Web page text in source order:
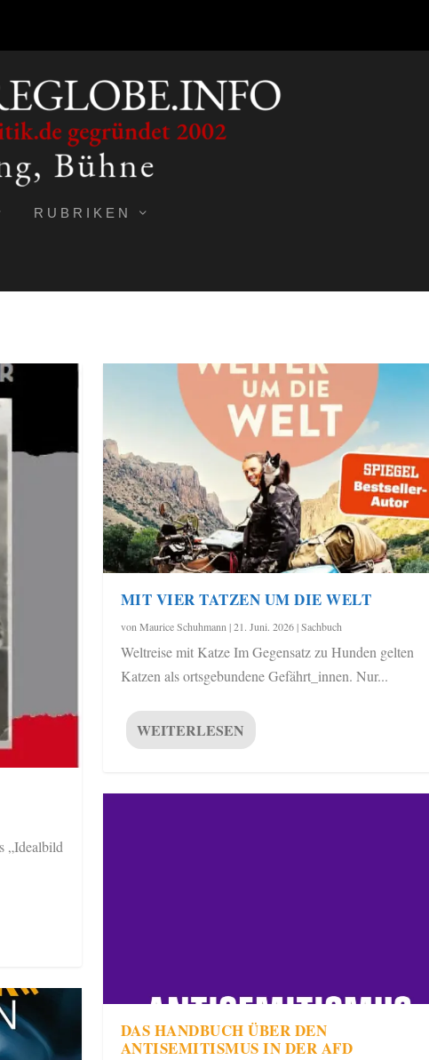
RUBRIKEN
„Idealbild
MIT VIER TATZEN UM DIE WELT
vonMaurice Schuhmann|21. Juni. 2026|Sachbuch
Weltreise mit Katze Im Gegensatz zu Hunden gelten
Katzen als ortsgebundene Gefährt_innen. Nur...
WEITERLESEN
DAS HANDBUCH ÜBER DEN
ANTISEMITISMUS IN DER AFD